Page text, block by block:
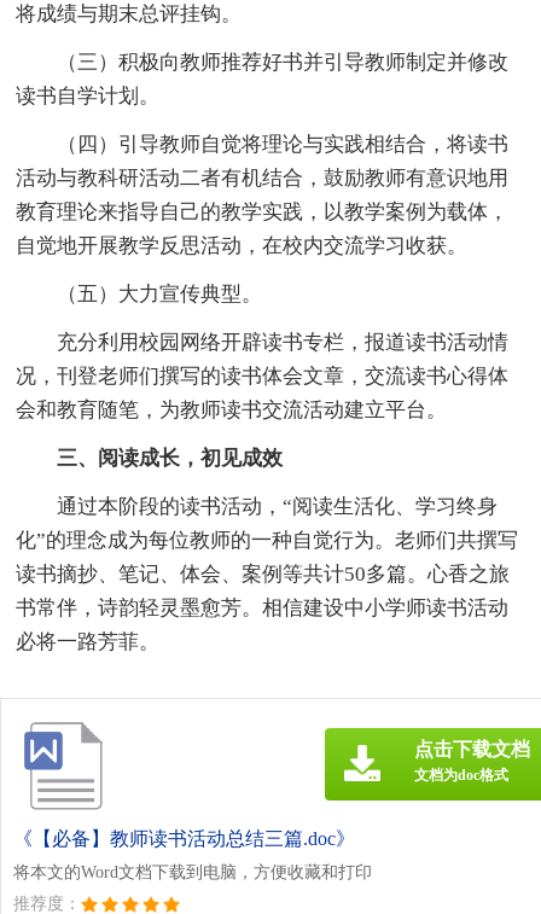
将成绩与期末总评挂钩。
（三）积极向教师推荐好书并引导教师制定并修改
读书自学计划。
（四）引导教师自觉将理论与实践相结合，将读书
活动与教科研活动二者有机结合，鼓励教师有意识地用
教育理论来指导自己的教学实践，以教学案例为载体，
自觉地开展教学反思活动，在校内交流学习收获。
（五）大力宣传典型。
充分利用校园网络开辟读书专栏，报道读书活动情
况，刊登老师们撰写的读书体会文章，交流读书心得体
会和教育随笔，为教师读书交流活动建立平台。
三、阅读成长，初见成效
通过本阶段的读书活动，“阅读生活化、学习终身
化”的理念成为每位教师的一种自觉行为。老师们共撰写
读书摘抄、笔记、体会、案例等共计50多篇。心香之旅
书常伴，诗韵轻灵墨愈芳。相信建设中小学师读书活动
必将一路芳菲。
《【必备】教师读书活动总结三篇.doc》
将本文的Word文档下载到电脑，方便收藏和打印
推荐度：
点击下载文档
文档为doc格式